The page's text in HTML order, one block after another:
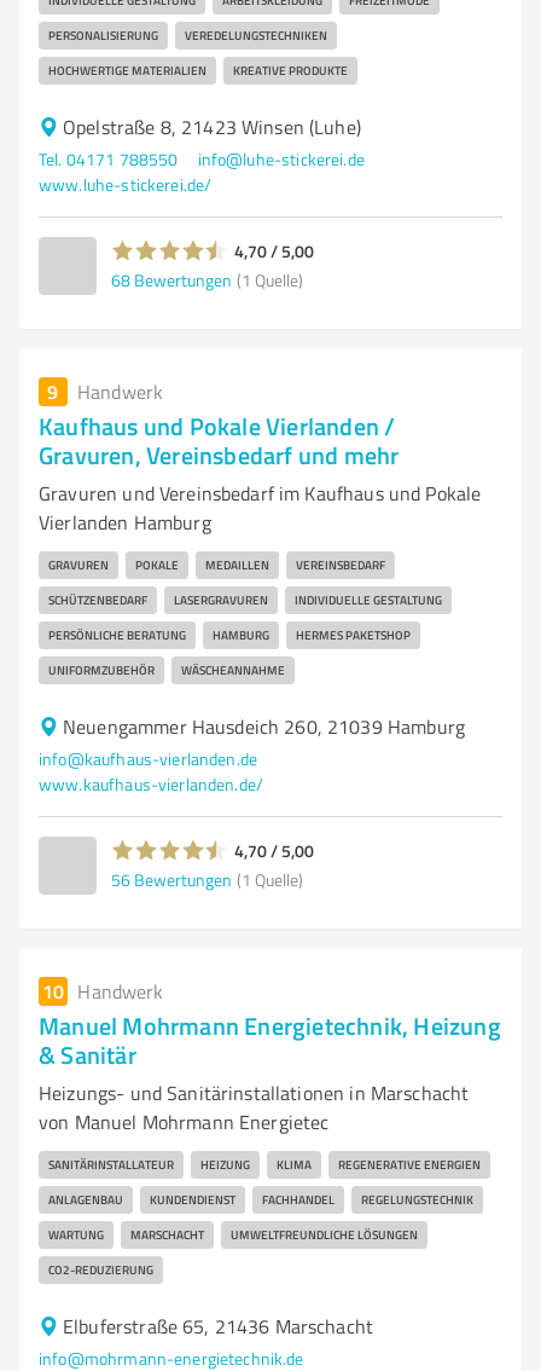
PERSONALISIERUNG VEREDELUNGSTECHNIKEN
HOCHWERTIGE MATERIALIEN KREATIVE PRODUKTE
Opelstraße 8, 21423 Winsen (Luhe)
Tel. 04171 788550
info@luhe-stickerei.de
www.luhe-stickerei.de/
4,70 / 5,00
68 Bewertungen (1 Quelle)
9 Handwerk
Kaufhaus und Pokale Vierlanden /
Gravuren, Vereinsbedarf und mehr
Gravuren und Vereinsbedarf im Kaufhaus und Pokale
Vierlanden Hamburg
GRAVUREN POKALE MEDAILLEN VEREINSBEDARF
SCHÜTZENBEDARF LASERGRAVUREN INDIVIDUELLE GESTALTUNG
PERSÖNLICHE BERATUNG HAMBURG HERMES PAKETSHOP
UNIFORMZUBEHÖR WÄSCHEANNAHME
Neuengammer Hausdeich 260, 21039 Hamburg
info@kaufhaus-vierlanden.de
www.kaufhaus-vierlanden.de/
4,70 / 5,00
56 Bewertungen (1 Quelle)
10 Handwerk
Manuel Mohrmann Energietechnik, Heizung
& Sanitär
Heizungs- und Sanitärinstallationen in Marschacht
von Manuel Mohrmann Energietec
SANITÄRINSTALLATEUR HEIZUNG KLIMA REGENERATIVE ENERGIEN
ANLAGENBAU KUNDENDIENST FACHHANDEL REGELUNGSTECHNIK
WARTUNG MARSCHACHT UMWELTFREUNDLICHE LÖSUNGEN
CO2-REDUZIERUNG
Elbuferstraße 65, 21436 Marschacht
info@mohrmann-energietechnik.de